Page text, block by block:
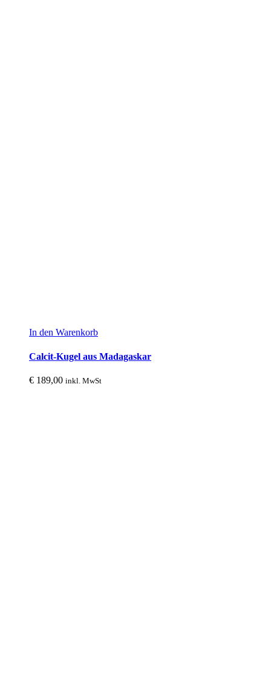
In den Warenkorb
Calcit-Kugel aus Madagaskar
€ 189,00 inkl. MwSt